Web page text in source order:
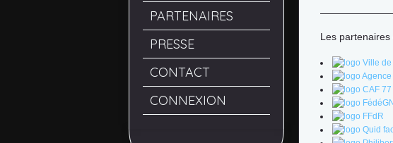
PARTENAIRES
PRESSE
CONTACT
CONNEXION
Les